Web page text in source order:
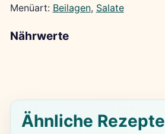
Menüart: Beilagen, Salate
Nährwerte
Ähnliche Rezepte